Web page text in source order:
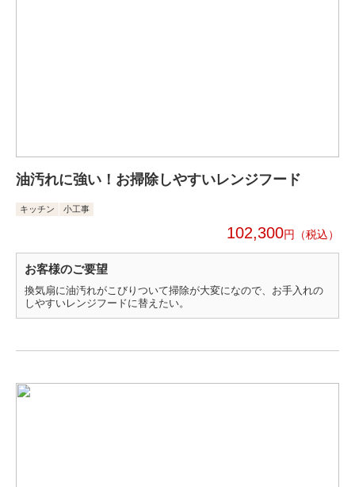
油汚れに強い！お掃除しやすいレンジフード
キッチン 小工事
102,300円
お客様のご要望
換気扇に油汚れがこびりついて掃除が大変になので、お手入れの
しやすいレンジフードに替えたい。